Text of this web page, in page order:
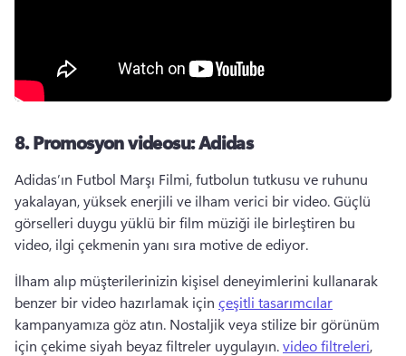
8.Promosyon videosu: Adidas
Adidas’ın Futbol Marşı Filmi, futbolun tutkusu ve ruhunu
yakalayan, yüksek enerjili ve ilham verici bir video. Güçlü
görselleri duygu yüklü bir film müziği ile birleştiren bu
video, ilgi çekmenin yanı sıra motive de ediyor.
İlham alıp müşterilerinizin kişisel deneyimlerini kullanarak
benzer bir video hazırlamak için çeşitli tasarımcılar
kampanyamıza göz atın. Nostaljik veya stilize bir görünüm
için çekime siyah beyaz filtreler uygulayın. video filtreleri,